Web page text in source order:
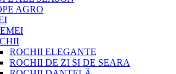
AGRO
ROCHII ELEGANTE
ROCHII DE ZI SI DE SEARA